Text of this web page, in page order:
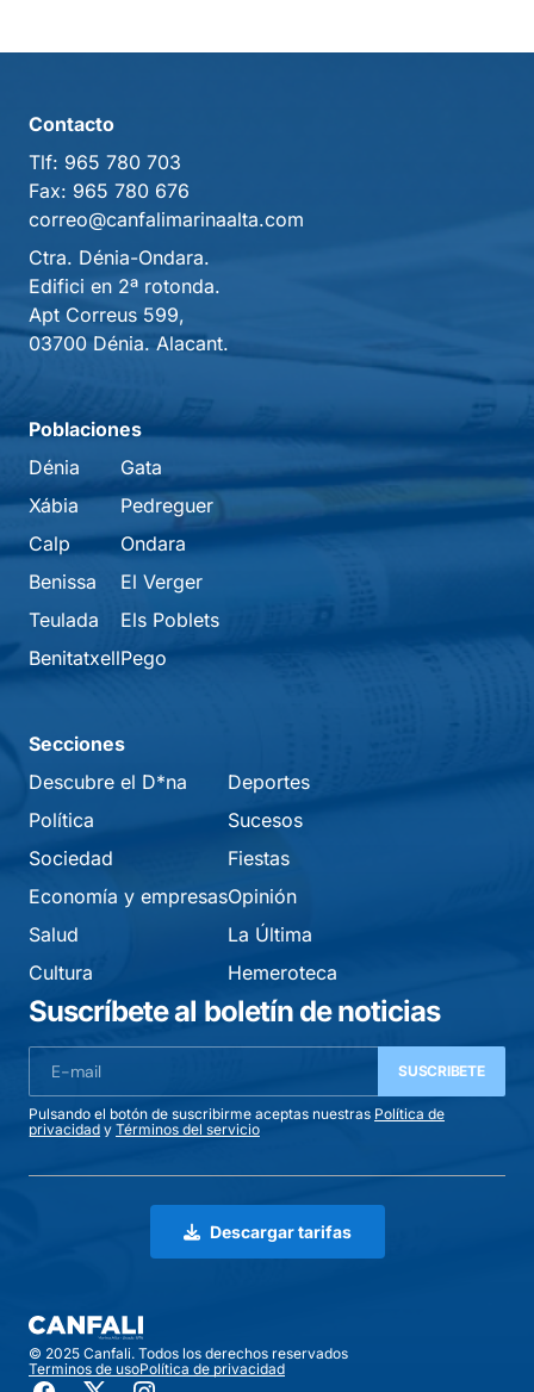
Contacto
Tlf: 965 780 703
Fax: 965 780 676
correo@canfalimarinaalta.com
Ctra. Dénia-Ondara.
Edifici en 2ª rotonda.
Apt Correus 599,
03700 Dénia. Alacant.
Poblaciones
Dénia
Xábia
Calp
Benissa
Teulada
Benitatxell
Gata
Pedreguer
Ondara
El Verger
Els Poblets
Pego
Secciones
Descubre el D*na
Política
Sociedad
Economía y empresas
Salud
Cultura
Deportes
Sucesos
Fiestas
Opinión
La Última
Hemeroteca
Suscríbete al boletín de noticias
SUSCRIBETE
Pulsando el botón de suscribirme aceptas nuestras Política de
privacidad y Términos del servicio
Descargar tarifas
© 2025 Canfali. Todos los derechos reservados
Terminos de usoPolítica de privacidad